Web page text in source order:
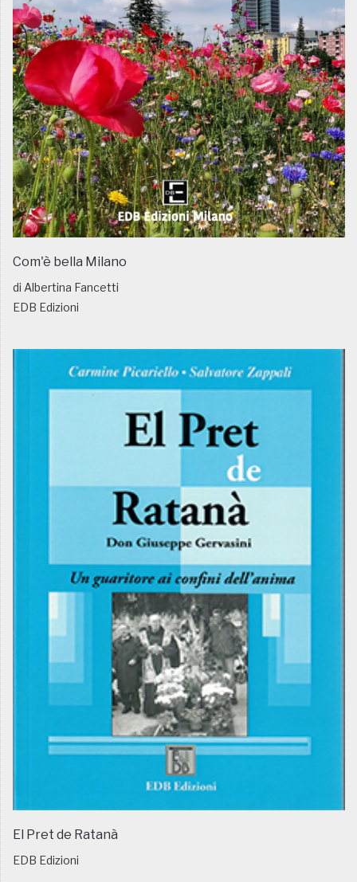
Com'è bella Milano
di Albertina Fancetti
EDB Edizioni
El Pret de Ratanà
EDB Edizioni